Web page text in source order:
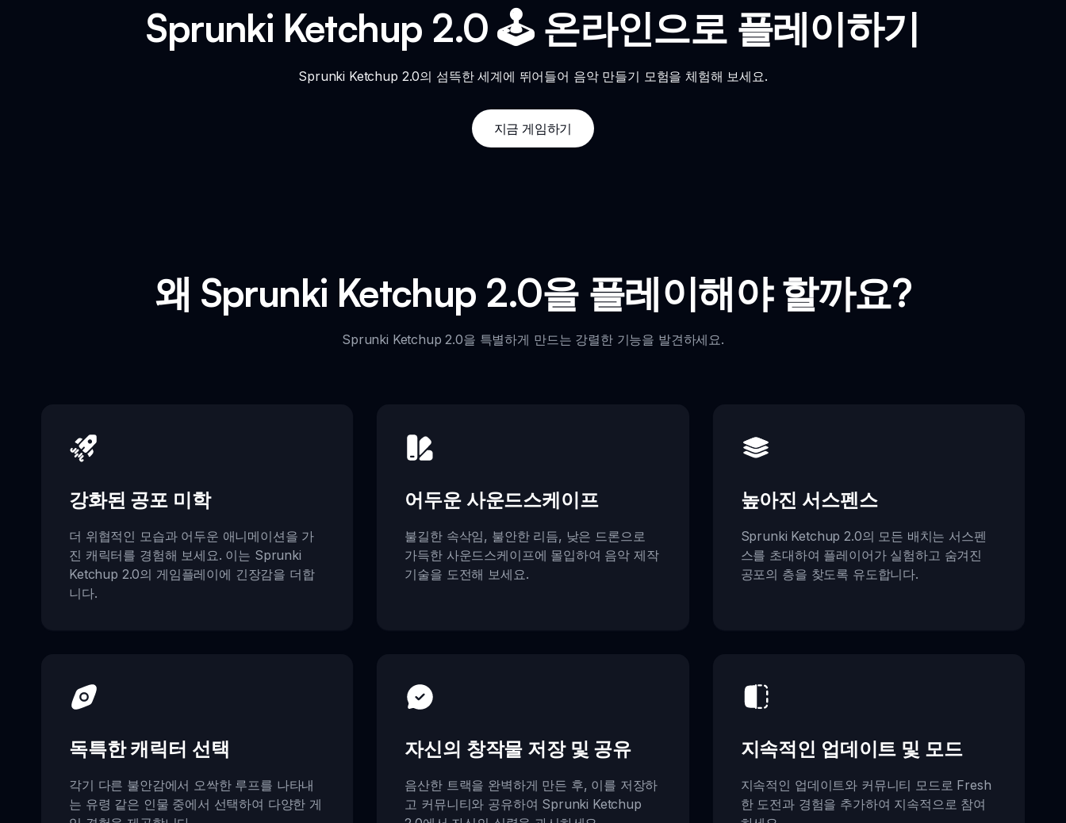
Sprunki Ketchup 2.0 🕹️ 온라인으로 플레이하기
Sprunki Ketchup 2.0의 섬뜩한 세계에 뛰어들어 음악 만들기 모험을 체험해 보세요.
지금 게임하기
왜 Sprunki Ketchup 2.0을 플레이해야 할까요?
Sprunki Ketchup 2.0을 특별하게 만드는 강렬한 기능을 발견하세요.
강화된 공포 미학
더 위협적인 모습과 어두운 애니메이션을 가
진 캐릭터를 경험해 보세요. 이는 Sprunki
Ketchup 2.0의 게임플레이에 긴장감을 더합
니다.
어두운 사운드스케이프
불길한 속삭임, 불안한 리듬, 낮은 드론으로
가득한 사운드스케이프에 몰입하여 음악 제작
기술을 도전해 보세요.
높아진 서스펜스
Sprunki Ketchup 2.0의 모든 배치는 서스펜
스를 초대하여 플레이어가 실험하고 숨겨진
공포의 층을 찾도록 유도합니다.
독특한 캐릭터 선택
각기 다른 불안감에서 오싹한 루프를 나타내
는 유령 같은 인물 중에서 선택하여 다양한 게
자신의 창작물 저장 및 공유
음산한 트랙을 완벽하게 만든 후, 이를 저장하
고 커뮤니티와 공유하여 Sprunki Ketchup
지속적인 업데이트 및 모드
지속적인 업데이트와 커뮤니티 모드로 Fresh
한 도전과 경험을 추가하여 지속적으로 참여